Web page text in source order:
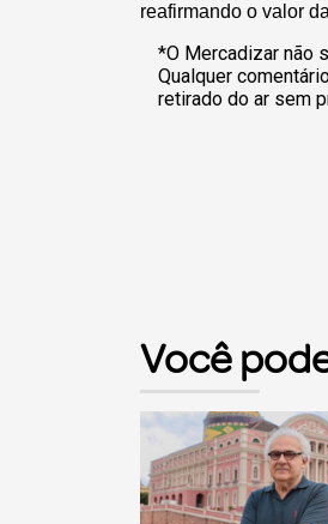
reafirmando o valor
*O Mercadizar não
Qualquer
retirado do ar sem
Você